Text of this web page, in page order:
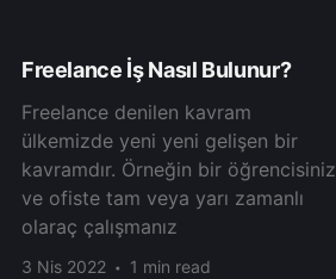
Freelance İş Nasıl Bulunur?
Freelance denilen kavram
ülkemizde yeni yeni gelişen bir
kavramdır. Örneğin bir öğrencisiniz
ve ofiste tam veya yarı zamanlı
olaraç çalışmanız
3 Nis 2022 1 min read